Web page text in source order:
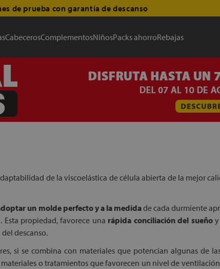
de prueba con garantía de descanso
CabecerosComplementosNiñosPacks ahorroRebajas
de la viscoelástica de célula abierta de la mejor
un molde perfecto y a la medidade cada durmiente
propiedad, favorece una rápida conciliación del sueñoy
descanso.
si se combina con materiales que potencian algunas de
o tratamientos que favorecen un nivel de